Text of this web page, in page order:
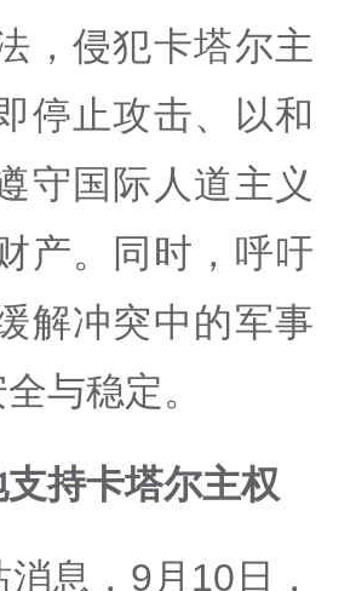
，侵犯卡塔尔主
停止攻击、以和
守国际人道主义
产。同时，呼吁
解冲突中的军事
与稳定。
持卡塔尔主权
息，9月10日，